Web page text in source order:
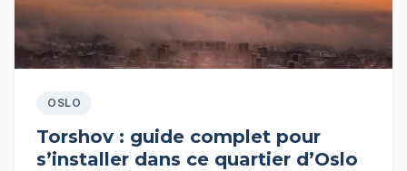
OSLO
Torshov : guide complet pour
s’installer dans ce quartier d’Oslo